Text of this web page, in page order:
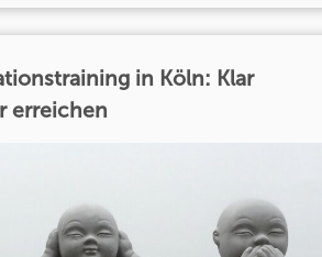
in Köln: Klar
erreichen